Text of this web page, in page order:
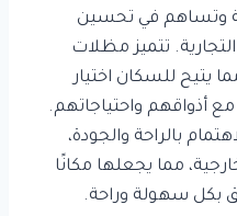
وتساهم في تحسين
تتميز مظلات
يتيح للسكان اختيار
أذواقهم واحتياجاتهم.
بالراحة والجودة،
مما يجعلها مكانًا
بكل سهولة وراحة.